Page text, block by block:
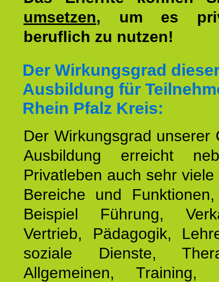
umsetzen, um es
beruflich zu nutzen!
Der Wirkungsgrad
Ausbildung für
Rhein Pfalz Kreis:
Der Wirkungsgrad unserer
Ausbildung erreicht
Privatleben auch sehr
Bereiche und
Beispiel Führung,
Vertrieb, Pädagogik,
soziale Dienste,
Allgemeinen, Training,